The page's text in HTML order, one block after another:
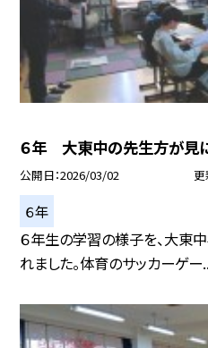
６年 大東中の先生方が見
公開日 2026/03/02 更
６年
６年生の学習の様子を、大東
れました。体育のサッカーゲー